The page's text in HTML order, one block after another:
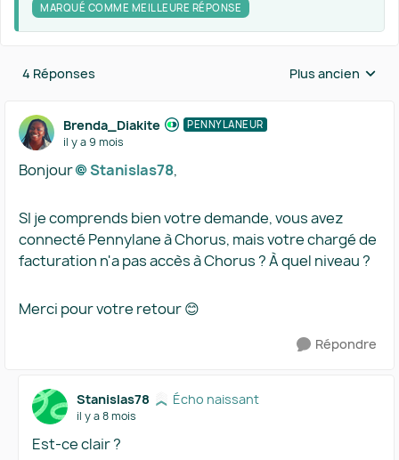
MARQUÉ COMME MEILLEURE RÉPONSE
4 Réponses Réponses triées
Plus ancien
Brenda_Diakite PENNYLANEUR
il y a 9 mois
Bonjour Stanislas78​,
SI je comprends bien votre demande, vous avez
connecté Pennylane à Chorus, mais votre chargé de
facturation n'a pas accès à Chorus ? À quel niveau ?
Merci pour votre retour 😊
Répondre
Stanislas78 Écho naissant
il y a 8 mois
Est-ce clair ?